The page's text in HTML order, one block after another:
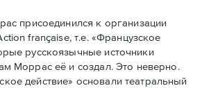
присоединился к организации
française, т.е. «Французское
русскоязычные источники
Моррас её и создал. Это неверно.
действие» основали театральный